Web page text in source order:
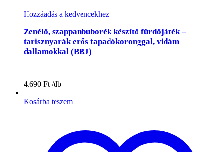
Hozzáadás a kedvencekhez
Zenélő, szappanbuborék készítő fürdőjáték –
tarisznyarák erős tapadókoronggal, vidám
dallamokkal (BBJ)
4.690 Ft
Kosárba teszem